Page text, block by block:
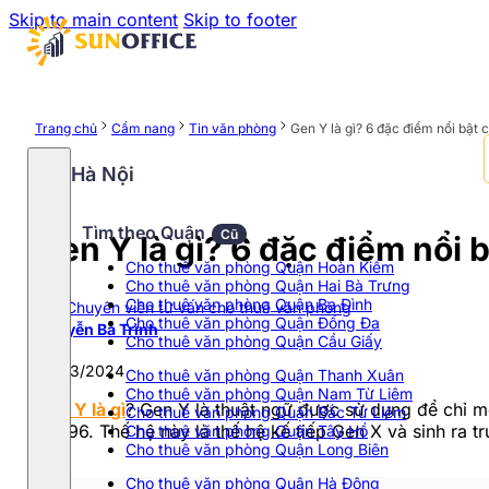
Skip to main content Skip to footer
Hà Nội
Tìm theo Quận Cũ
Cho thuê văn phòng Quận Hoàn Kiếm
Cho thuê văn phòng Quận Hai Bà Trưng
Cho thuê văn phòng Quận Ba Đình
Cho thuê văn phòng Quận Đống Đa
Cho thuê văn phòng Quận Cầu Giấy
Cho thuê văn phòng Quận Thanh Xuân
Cho thuê văn phòng Quận Nam Từ Liêm
Cho thuê văn phòng Quận Bắc Từ Liêm
Cho thuê văn phòng Quận Tây Hồ
Cho thuê văn phòng Quận Long Biên
Cho thuê văn phòng Quận Hà Đông
Trang chủ Cẩm nang Tin văn phòng Gen Y là gì? 6 đặc điểm nổi bật
Gen Y là gì? 6 đặc điểm nổi
Chuyên viên tư vấn cho thuê văn phòng
Nguyễn Bá Trình
29/03/2024
Gen Y là gì? Gen Y là thuật ngữ được sử dụng để chỉ
– 1996. Thế hệ này là thế hệ kế tiếp Gen X và sinh ra